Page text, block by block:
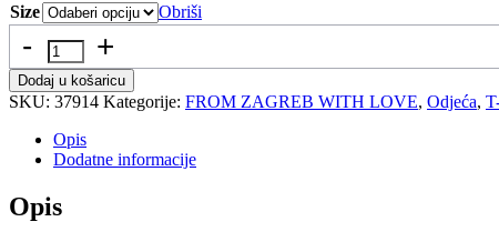
Size
Obriši
Dodaj u košaricu
SKU: 37914 Kategorije: FROM ZAGREB WITH LOVE, Odjeća,
Opis
Dodatne informacije
Opis